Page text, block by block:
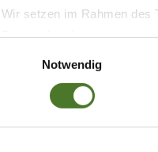
Wir setzen im Rahmen des
Datenschutzbestimmungen
Daten bestehen kann.
Impressum
Notwendig